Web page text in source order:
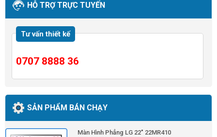
HỖ TRỢ TRỰC TUYẾN
Tư vấn thiết kế
0707 8888 36
SẢN PHẨM BÁN CHẠY
Màn Hình Phẳng LG 22" 22MR410